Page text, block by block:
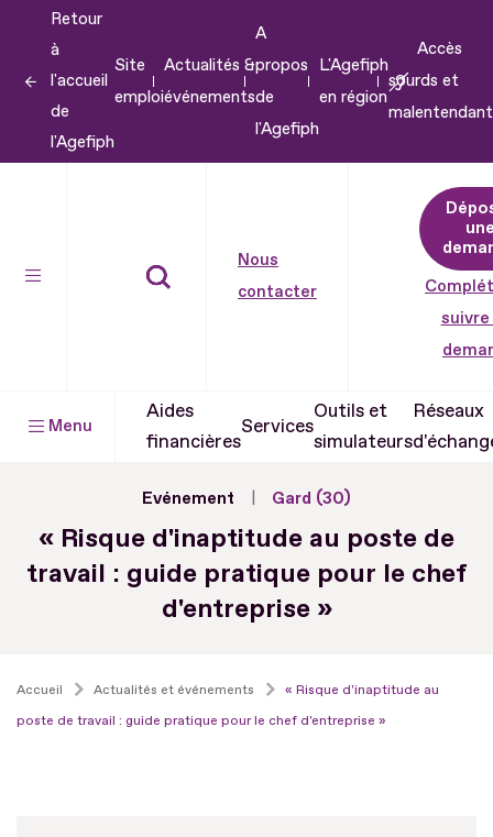
contenu
Retour
à
l'accueil
de
l'Agefiph
Site
emploi
Actualités &
événements
A
propos
de
l'Agefiph
L'Agefiph
en région
Accès
sourds et
Nous
contacter
suivre
Menu
Aides
financières
Services
Outils et
simulateurs
Réseaux
Evénement Gard (30)
« Risque d'inaptitude au poste de
travail : guide pratique pour le chef
d'entreprise »
Accueil Actualités et événements
« Risque d'inaptitude au
poste de travail : guide pratique pour le chef d'entreprise »